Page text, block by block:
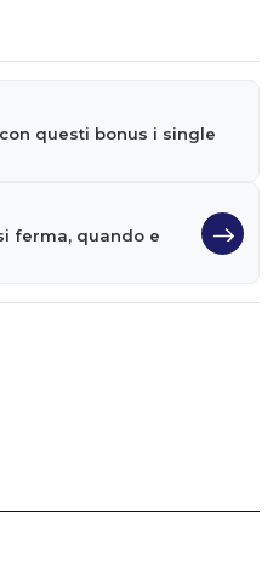
questi bonus i single
ferma, quando e